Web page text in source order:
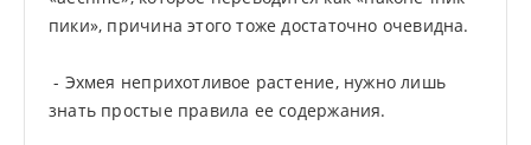
пики», причина этого тоже достаточно очевидна.
- Эхмея неприхотливое растение, нужно лишь
знать простые правила ее содержания.